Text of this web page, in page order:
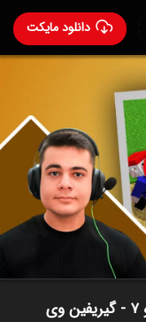
دانلود مایکت
۶۹ 72%